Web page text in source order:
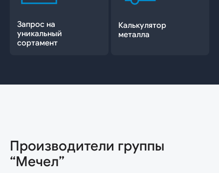
Запрос на
уникальный
сортамент
Калькулятор
металла
Производители группы
“Мечел”